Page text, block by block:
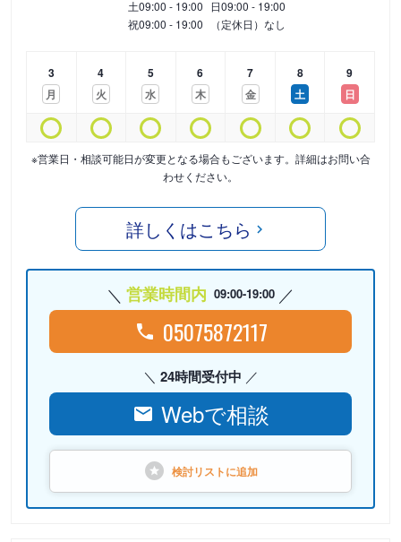
土09:00 - 19:00 日09:00 - 19:00
祝09:00 - 19:00 （定休日）なし
3
月
4
火
5
水
6
木
7
金
8
土
9
日
※営業日・相談可能日が変更となる場合もございます。詳細はお問い合
わせください。
詳しくはこちら
営業時間内 09:00-19:00
05075872117
24時間受付中
Webで相談
検討リストに追加